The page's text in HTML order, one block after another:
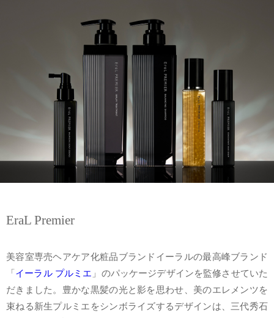
EraL Premier
美容室専売ヘアケア化粧品ブランドイーラルの最高峰ブランド
「イーラル プルミエ 」のパッケージデザインを監修させていた
だきました。豊かな黒髪の光と影を思わせ、美のエレメンツを
束ねる新生プルミエをシンボライズするデザインは、三代秀石